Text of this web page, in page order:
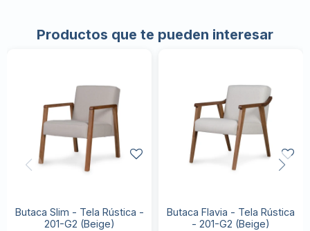
Productos que te pueden interesar
Butaca Slim - Tela Rústica -
201-G2 (Beige)
Butaca Flavia - Tela Rústica
- 201-G2 (Beige)